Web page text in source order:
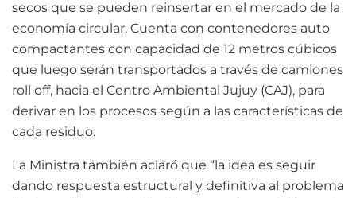
secos que se pueden reinsertar en el mercado de la
economía circular. Cuenta con contenedores auto
compactantes con capacidad de 12 metros cúbicos
que luego serán transportados a través de camiones
roll off, hacia el Centro Ambiental Jujuy (CAJ), para
derivar en los procesos según a las características de
cada residuo.
La Ministra también aclaró que “la idea es seguir
dando respuesta estructural y definitiva al problema